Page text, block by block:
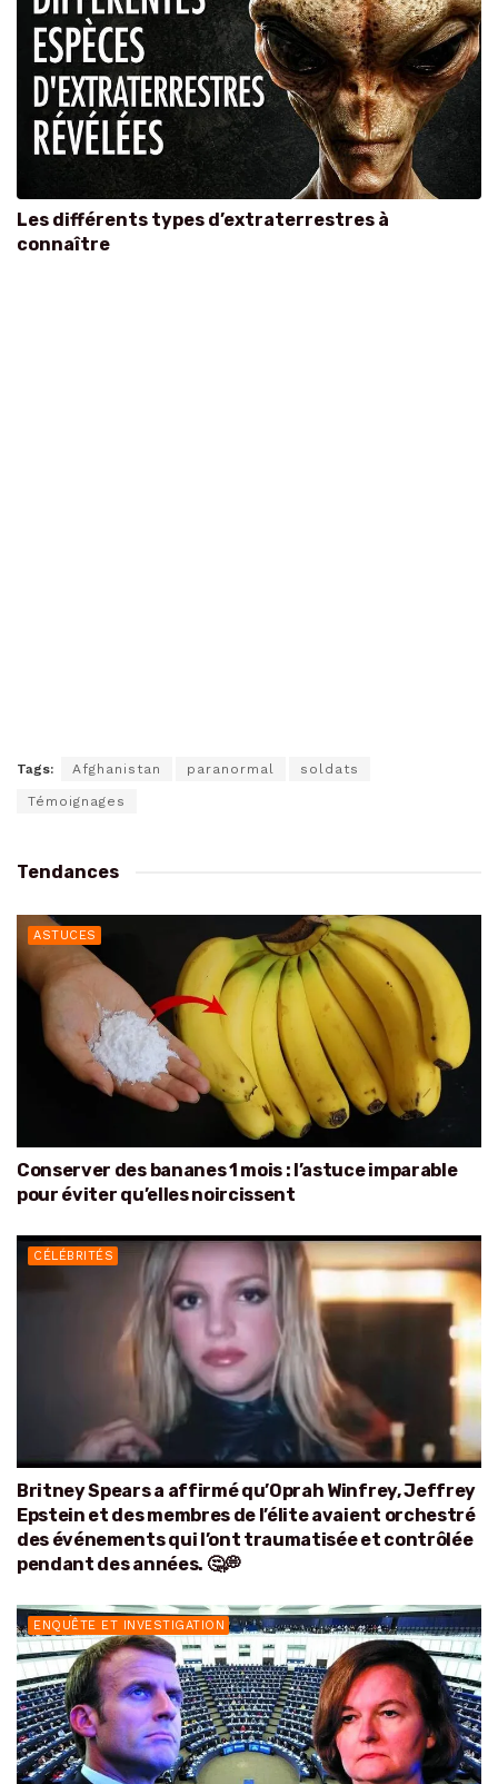
Les différents types d’extraterrestres à
connaître
Tags: Afghanistan paranormal soldats
Témoignages
Tendances
ASTUCES
Conserver des bananes 1 mois : l’astuce imparable
pour éviter qu’elles noircissent
CÉLÉBRITÉS
Britney Spears a affirmé qu’Oprah Winfrey, Jeffrey
Epstein et des membres de l’élite avaient orchestré
des événements qui l’ont traumatisée et contrôlée
pendant des années. 🤔💭
ENQUÊTE ET INVESTIGATION